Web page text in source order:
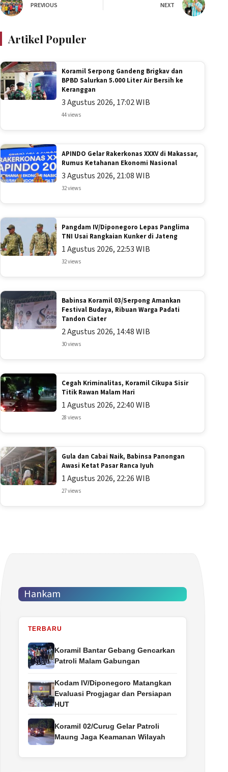
PREVIOUS NEXT
Artikel Populer
Koramil Serpong Gandeng Brigkav dan
BPBD Salurkan 5.000 Liter Air Bersih ke
Keranggan
3 Agustus 2026, 17:02 WIB
44 views
APINDO Gelar Rakerkonas XXXV di Makassar,
Rumus Ketahanan Ekonomi Nasional
3 Agustus 2026, 21:08 WIB
32 views
Pangdam IV/Diponegoro Lepas Panglima
TNI Usai Rangkaian Kunker di Jateng
1 Agustus 2026, 22:53 WIB
32 views
Babinsa Koramil 03/Serpong Amankan
Festival Budaya, Ribuan Warga Padati
Tandon Ciater
2 Agustus 2026, 14:48 WIB
30 views
Cegah Kriminalitas, Koramil Cikupa Sisir
Titik Rawan Malam Hari
1 Agustus 2026, 22:40 WIB
28 views
Gula dan Cabai Naik, Babinsa Panongan
Awasi Ketat Pasar Ranca Iyuh
1 Agustus 2026, 22:26 WIB
27 views
Hankam
TERBARU
Koramil Bantar Gebang Gencarkan
Patroli Malam Gabungan
Kodam IV/Diponegoro Matangkan
Evaluasi Progjagar dan Persiapan
HUT
Koramil 02/Curug Gelar Patroli
Maung Jaga Keamanan Wilayah